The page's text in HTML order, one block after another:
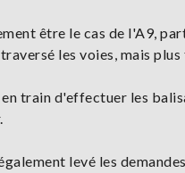
être le cas de l'A9,
les voies, mais
train d'effectuer les
levé les